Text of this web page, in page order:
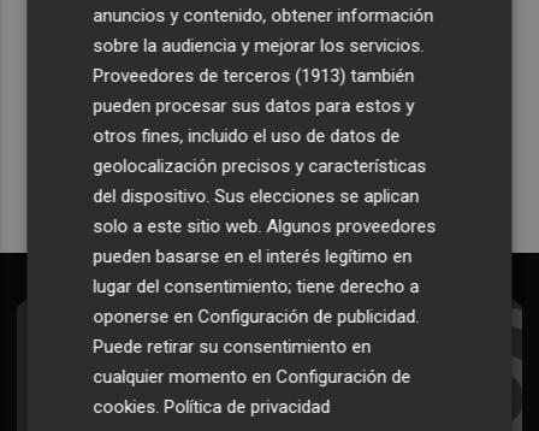
Recibe toda la actualidad de
Plaza Podcast en tu correo
Quiero suscribirme
Suscríbete al Boletín
Todos los días a primera hora en tu email
anuncios y contenido, obtener información
sobre la audiencia y mejorar los servicios.
Proveedores de terceros (1913) también
pueden procesar sus datos para estos y
otros fines, incluido el uso de datos de
geolocalización precisos y características
del dispositivo. Sus elecciones se aplican
solo a este sitio web. Algunos proveedores
pueden basarse en el interés legítimo en
lugar del consentimiento; tiene derecho a
oponerse enConfiguración de publicidad.
Puede retirar su consentimiento en
cualquier momento enConfiguración de
cookies.Política de privacidad